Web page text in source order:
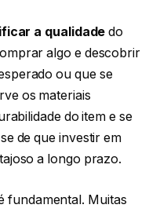
a qualidade do
algo e descobrir
ou que se
os materiais
do item e se
de que investir em
a longo prazo.
fundamental. Muitas